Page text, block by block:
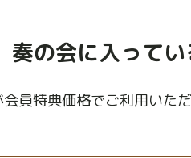
奏の会に入って
員特典価格でご利用いた